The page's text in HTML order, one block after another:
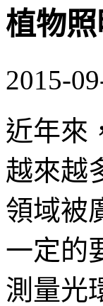
植物
2015-
近年來
越來越
領域被
一定的
測量光